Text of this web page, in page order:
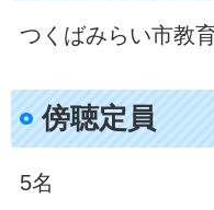
つくばみらい市教
傍聴定員
5名